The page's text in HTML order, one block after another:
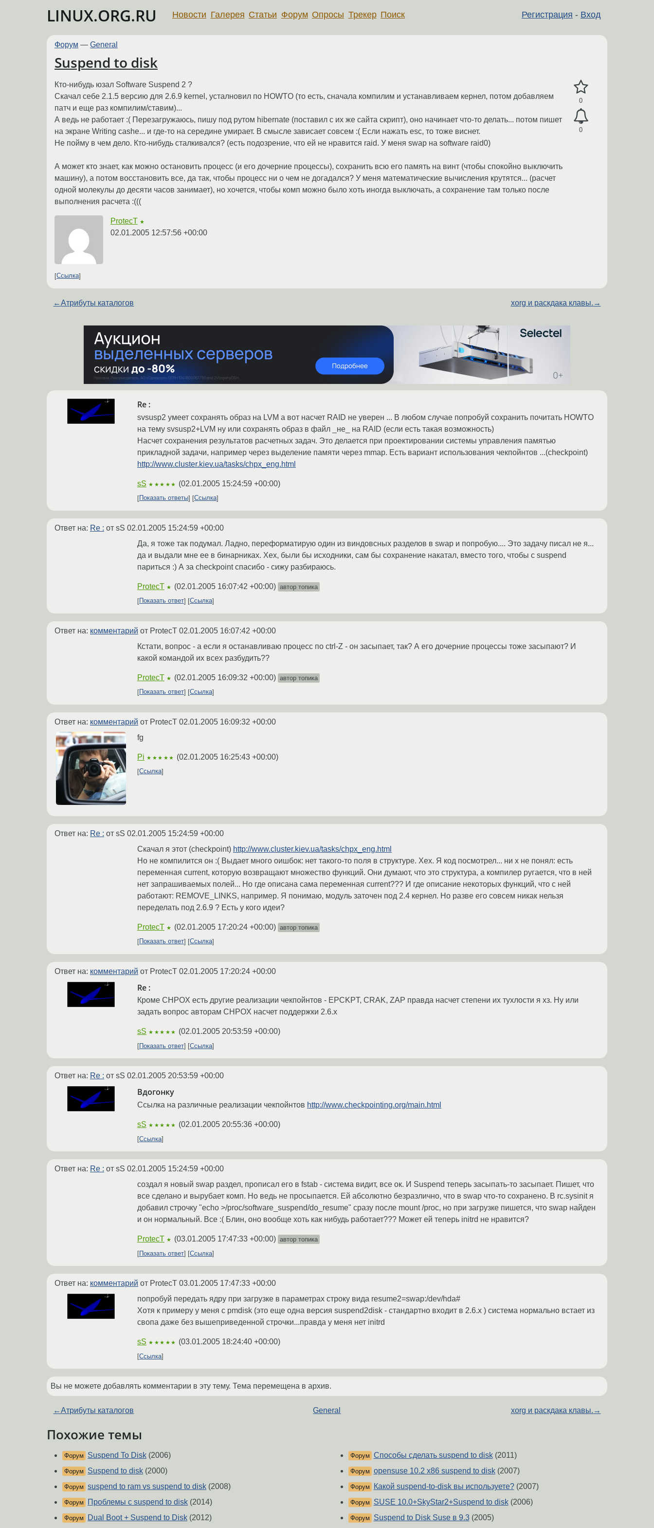
LINUX.ORG.RU Регистрация - Вход
Новости Галерея Статьи Форум Опросы Трекер Поиск
Форум — General
Suspend to disk
0
0
Кто-нибудь юзал Software Suspend 2 ?
Скачал себе 2.1.5 версию для 2.6.9 kernel, усталновил по HOWTO (то есть, сначала компилим и устанавливаем кернел, потом добавляем
патч и еще раз компилим/ставим)...
А ведь не работает :( Перезагружаюсь, пишу под рутом hibernate (поставил с их же сайта скрипт), оно начинает что-то делать... потом пишет
на экране Writing cashe... и где-то на середине умирает. В смысле зависает совсем :( Если нажать esc, то тоже виснет.
Не пойму в чем дело. Кто-нибудь сталкивался? (есть подозрение, что ей не нравится raid. У меня swap на software raid0)
А может кто знает, как можно остановить процесс (и его дочерние процессы), сохранить всю его память на винт (чтобы спокойно выключить
машину), а потом восстановить все, да так, чтобы процесс ни о чем не догадался? У меня математические вычисления крутятся... (расчет
одной молекулы до десяти часов занимает), но хочется, чтобы комп можно было хоть иногда выключать, а сохранение там только после
выполнения расчета :(((
ProtecT ★
02.01.2005 12:57:56 +00:00
Ссылка
←Атрибуты каталогов xorg и раскдака клавы. →
Re :
svsusp2 умеет сохранять образ на LVM а вот насчет RAID не уверен ... В любом случае попробуй сохранить почитать HOWTO
на тему svsusp2+LVM ну или сохранять образ в файл _не_ на RAID (если есть такая возможность)
Насчет сохранения результатов расчетных задач. Это делается при проектирoвании системы управления памятью
прикладной задачи, например через выделение памяти через mmap. Есть вариант использования чекпойнтов ...(checkpoint)
http://www.cluster.kiev.ua/tasks/chpx_eng.html
sS ★★★★★ (02.01.2005 15:24:59 +00:00)
Показать ответы Ссылка
Ответ на: Re : от sS 02.01.2005 15:24:59 +00:00
Да, я тоже так подумал. Ладно, переформатирую один из виндовсных разделов в swap и попробую.... Это задачу писал не я...
да и выдали мне ее в бинарниках. Хех, были бы исходники, сам бы сохранение накатал, вместо того, чтобы с suspend
париться :) А за checkpoint спасибо - сижу разбираюсь.
ProtecT ★ (02.01.2005 16:07:42 +00:00) автор топика
Показать ответ
Ссылка
Ответ на: комментарий от ProtecT 02.01.2005 16:07:42 +00:00
Кстати, вопрос - а если я останавливаю процесс по ctrl-Z - он засыпает, так? А его дочерние процессы тоже засыпают? И
какой командой их всех разбудить??
ProtecT ★ (02.01.2005 16:09:32 +00:00) автор топика
Показать ответ
Ссылка
Ответ на: комментарий от ProtecT 02.01.2005 16:09:32 +00:00
fg
Pi ★★★★★ (02.01.2005 16:25:43 +00:00)
Ссылка
Ответ на: Re : от sS 02.01.2005 15:24:59 +00:00
Скачал я этот (checkpoint) http://www.cluster.kiev.ua/tasks/chpx_eng.html
Но не компилится он :( Выдает много оишбок: нет такого-то поля в структуре. Хех. Я код посмотрел... ни х не понял: есть
переменная current, которую возвращают множество функций. Они думают, что это структура, а компилер ругается, что в ней
нет запрашиваемых полей... Но где описана сама переменная current??? И где описание некоторых функций, что с ней
работают: REMOVE_LINKS, например. Я понимаю, модуль заточен под 2.4 кернел. Но разве его совсем никак нельзя
переделать под 2.6.9 ? Есть у кого идеи?
ProtecT ★ (02.01.2005 17:20:24 +00:00) автор топика
Показать ответ
Ссылка
Ответ на: комментарий от ProtecT 02.01.2005 17:20:24 +00:00
Re :
Кроме CHPOX есть другие реализации чекпойнтов - EPCKPT, CRAK, ZAP правда насчет степени их тухлости я хз. Ну или
задать вопрос авторам CHPOX насчет поддержки 2.6.x
sS ★★★★★ (02.01.2005 20:53:59 +00:00)
Показать ответ Ссылка
Ответ на: Re : от sS 02.01.2005 20:53:59 +00:00
Вдогонку
Ссылка на различные реализации чекпойнтов http://www.checkpointing.org/main.html
sS ★★★★★ (02.01.2005 20:55:36 +00:00)
Ссылка
Ответ на: Re : от sS 02.01.2005 15:24:59 +00:00
создал я новый swap раздел, прописал его в fstab - система видит, все ок. И Suspend теперь засыпать-то засыпает. Пишет, что
все сделано и вырубает комп. Но ведь не просыпается. Ей абсолютно безразлично, что в swap что-то сохранено. В rc.sysinit я
добавил строчку "echo >/proc/software_suspend/do_resume" сразу после mount /proc, но при загрузке пишется, что swap найден
и он нормальный. Все :( Блин, оно вообще хоть как нибудь работает??? Может ей теперь initrd не нравится?
ProtecT ★ (03.01.2005 17:47:33 +00:00) автор топика
Показать ответ
Ссылка
Ответ на: комментарий от ProtecT 03.01.2005 17:47:33 +00:00
попробуй передать ядру при загрузке в параметрах строку вида resume2=swap:/dev/hda#
Хотя к примеру у меня с pmdisk (это еще одна версия suspend2disk - стандартно входит в 2.6.x ) система нормально встает из
свопа даже без вышеприведенной строчки...правда у меня нет initrd
sS ★★★★★ (03.01.2005 18:24:40 +00:00)
Ссылка
Вы не можете добавлять комментарии в эту тему. Тема перемещена в архив.
←Атрибуты каталогов General xorg и раскдака клавы. →
Похожие темы
Форум Suspend To Disk (2006)
Форум Suspend to disk (2000)
Форум suspend to ram vs suspend to disk (2008)
Форум Проблемы с suspend to disk (2014)
Форум Dual Boot + Suspend to Disk (2012)
Форум Способы сделать suspend to disk(2011)
Форум opensuse 10.2 x86 suspend to disk(2007)
Форум Какой suspend-to-disk вы используете?(2007)
Форум SUSE 10.0+SkyStar2+Suspend to disk(2006)
Форум Suspend to Disk Suse в 9.3(2005)